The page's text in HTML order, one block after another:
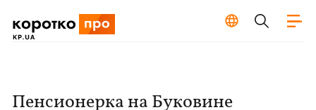
Пенсионерка на Буковине